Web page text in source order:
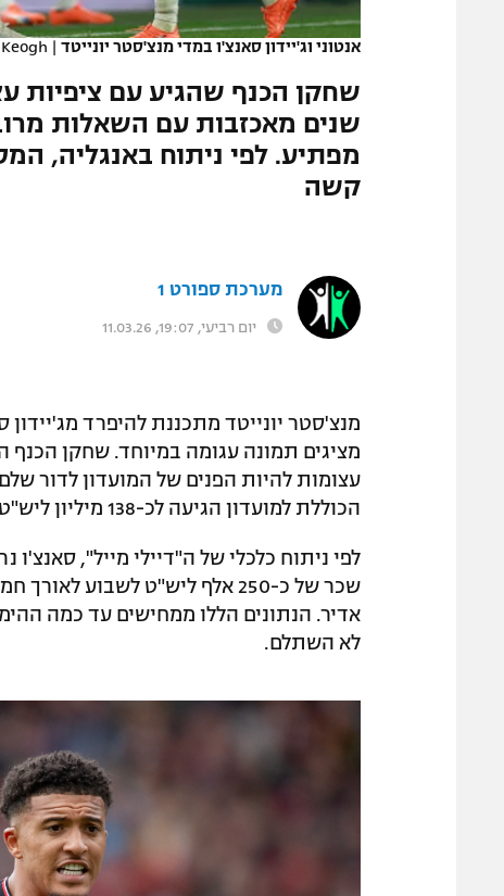
אנטוני וג'יידון סאנצ'ו במדי מנצ'סטר יונייטד |
שחקן הכנף שהגיע עם ציפיות
שנים מאכזבות עם השאלות
מפתיע. לפי ניתוח באנגליה,
קשה
מערכת ספורט 1
יום רביעי, 19:07, 11.03.26
מנצ'סטר יונייטד מתכננת להיפרד
עצומות להיות הפנים של המועדון לדור
הכוללת למועדון הגיעה לכ-138 מיליון ליש"ט.
שכר של כ-250 אלף ליש"ט
אדיר. הנתונים הללו ממחישים עד כמה
לא השתלם.